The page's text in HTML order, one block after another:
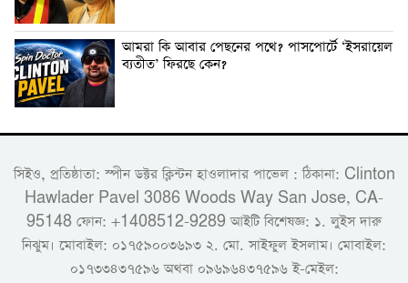
‎আমরা কি আবার পেছনের পথে? পাসপোর্টে ‘ইসরায়েল
ব্যতীত’ ফিরছে কেন?
সিইও, প্রতিষ্ঠাতা: স্পীন ডক্টর ক্লিন্টন হাওলাদার পাভেল : ঠিকানা: Clinton
Hawlader Pavel 3086 Woods Way San Jose, CA-
95148 ফোন: +1408512-9289 আইটি বিশেষজ্ঞ: ১. লুইস দারু
নিঝুম। ‎মোবাইল: ০১৭৫৯০০৩৬৯৩ ২. মো. সাইফুল ইসলাম। মোবাইল:
০১৭৩৩৪৩৭৫৯৬ অথবা ০৯৬৯৬৪৩৭৫৯৬ ই-মেইল: